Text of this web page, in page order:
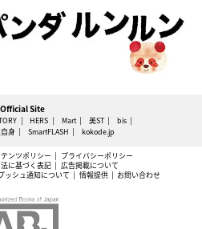
Official Site
HERS Mart 美ST
bis
身 SmartFLASH kokode.jp
ンツポリシー
プライバシーポリシー
に基づく表記
広告掲載について
ッシュ通知について 情報提供 お問い合わせ